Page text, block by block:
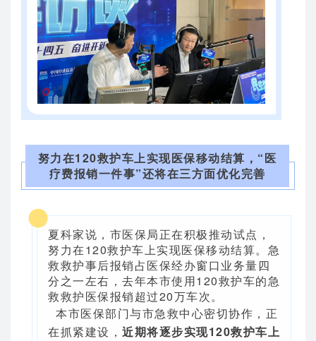
努力在120救护车上实现医保移动结算，“医
疗费报销一件事”还将在三方面优化完善
夏科家说，市医保局正在积极推动试点，
努力在120救护车上实现医保移动结算。急
救救护事后报销占医保经办窗口业务量四
分之一左右，去年本市使用120救护车的急
救救护医保报销超过20万车次。
本市医保部门与市急救中心密切协作，正
在抓紧建设， 近期将逐步实现120救护车上